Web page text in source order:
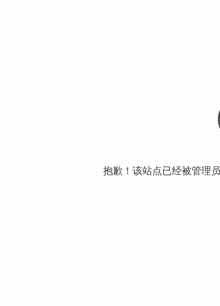
抱歉！该站点已经被管理